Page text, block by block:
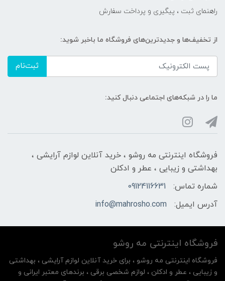
راهنمای ثبت ، پیگیری و پرداخت سفارش
از تخفیف‌ها و جدیدترین‌های فروشگاه ما باخبر شوید:
ثبت‌نام
ما را در شبکه‌های اجتماعی دنبال کنید:
فروشگاه اینترنتی مه‌ رو‌شو ، خرید آنلاین لوازم آرایشی ،
بهداشتی و زیبایی ، عطر و ادکلن
شماره تماس:
09124116631
آدرس ایمیل:
info@mahrosho.com
فروشگاه اینترنتی مه‌ رو‌شو
فروشگاه اینترنتی مه‌ رو‌شو ، برای خرید آنلاین لوازم آرایشی ، بهداشتی
و زیبایی ، عطر و ادکلن ، لوازم شخصی برقی ، برندهای معتبر ایرانی و